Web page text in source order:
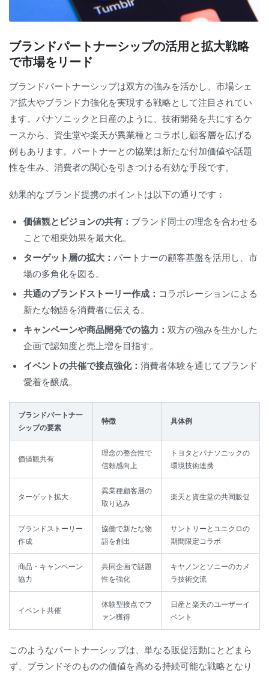
ブランドパートナーシップの活用と拡大戦略
で市場をリード
ブランドパートナーシップは双方の強みを活かし、市場シェ
ア拡大やブランド力強化を実現する戦略として注目されてい
ます。パナソニックと日産のように、技術開発を共にするケ
ースから、資生堂や楽天が異業種とコラボし顧客層を広げる
例もあります。パートナーとの協業は新たな付加価値や話題
性を生み、消費者の関心を引きつける有効な手段です。
効果的なブランド提携のポイントは以下の通りです：
価値観とビジョンの共有： ブランド同士の理念を合わせる
ことで相乗効果を最大化。
ターゲット層の拡大： パートナーの顧客基盤を活用し、市
場の多角化を図る。
共通のブランドストーリー作成： コラボレーションによる
新たな物語を消費者に伝える。
キャンペーンや商品開発での協力： 双方の強みを生かした
企画で認知度と売上増を目指す。
イベントの共催で接点強化： 消費者体験を通じてブランド
愛着を醸成。
ブランドパートナー
シップの要素
特徴 具体例
価値観共有
理念の整合性で
信頼感向上
トヨタとパナソニックの
環境技術連携
ターゲット拡大
異業種顧客層の
取り込み
楽天と資生堂の共同販促
ブランドストーリー
作成
協働で新たな物
語を創出
サントリーとユニクロの
期間限定コラボ
商品・キャンペーン
協力
共同企画で話題
性を強化
キヤノンとソニーのカメ
ラ技術交流
イベント共催
体験型接点でフ
ァン獲得
日産と楽天のユーザーイ
ベント
このようなパートナーシップは、単なる販促活動にとどまら
ず、ブランドそのものの価値を高める持続可能な戦略となり